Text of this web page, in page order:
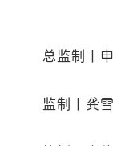
总监制丨申
监制丨龚